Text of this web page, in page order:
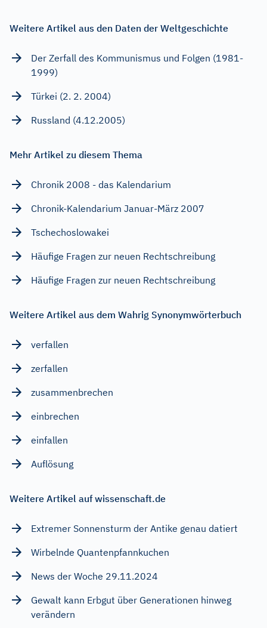
Weitere Artikel aus den Daten der Weltgeschichte
Der Zerfall des Kommunismus und Folgen (1981-
1999)
Türkei (2. 2. 2004)
Russland (4.12.2005)
Mehr Artikel zu diesem Thema
Chronik 2008 - das Kalendarium
Chronik-Kalendarium Januar-März 2007
Tschechoslowakei
Häufige Fragen zur neuen Rechtschreibung
Häufige Fragen zur neuen Rechtschreibung
Weitere Artikel aus dem Wahrig Synonymwörterbuch
verfallen
zerfallen
zusammenbrechen
einbrechen
einfallen
Auflösung
Weitere Artikel auf wissenschaft.de
Extremer Sonnensturm der Antike genau datiert
Wirbelnde Quantenpfannkuchen
News der Woche 29.11.2024
Gewalt kann Erbgut über Generationen hinweg
verändern